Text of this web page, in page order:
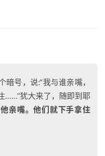
号，说:“我与谁亲嘴，
……”犹大来了，随即到耶
亲嘴。他们就下手拿住